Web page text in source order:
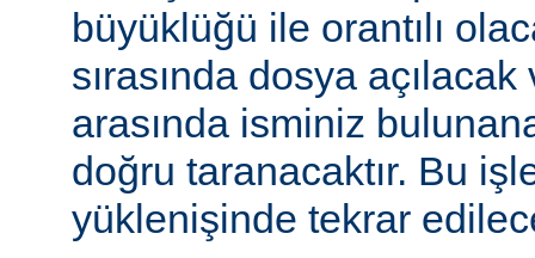
büyüklüğü ile orantılı
sırasında dosya açılacak
arasında isminiz
doğru taranacaktır. Bu
yüklenişinde tekrar